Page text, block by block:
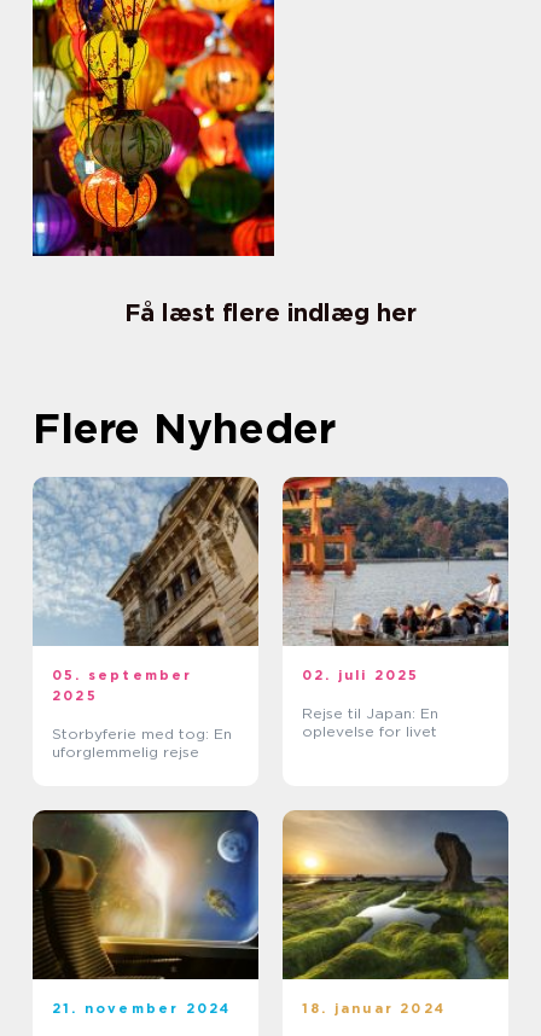
Få læst flere indlæg her
Flere Nyheder
05. september
2025
Storbyferie med tog: En
uforglemmelig rejse
02. juli 2025
Rejse til Japan: En
oplevelse for livet
21. november 2024 18. januar 2024